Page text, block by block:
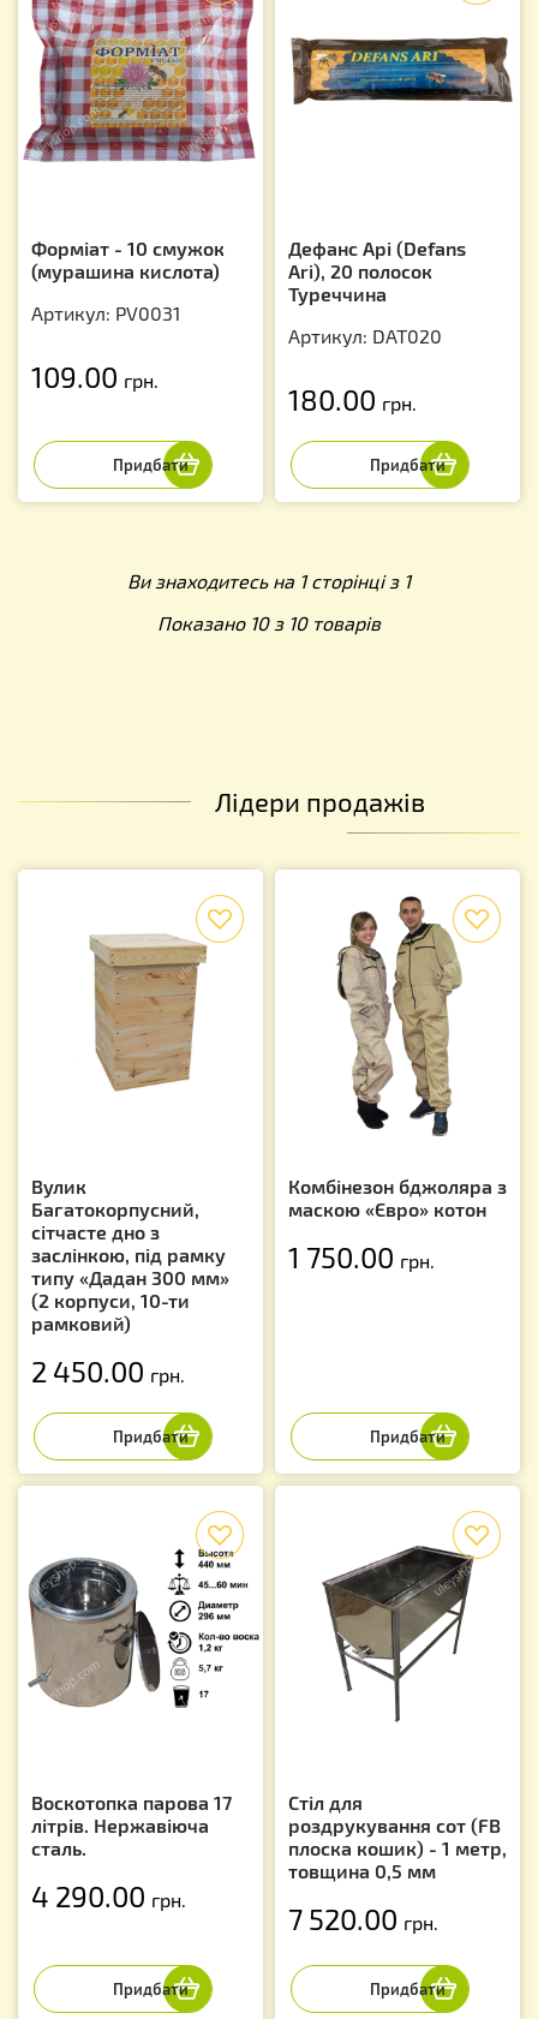
Форміат - 10 смужок
(мурашина кислота)
Артикул: PV0031
109.00 грн.
Дефанс Арі (Defans
Ari), 20 полосок
Туреччина
Артикул: DAT020
180.00 грн.
Ви знаходитесь на 1 сторінці з 1
Показано 10 з 10 товарів
Лідери продажів
Вулик
Багатокорпусний,
сітчасте дно з
заслінкою, під рамку
типу «Дадан 300 мм»
(2 корпуси, 10-ти
рамковий)
2 450.00 грн.
Комбінезон бджоляра з
маскою «Євро» котон
1 750.00 грн.
Воскотопка парова 17
літрів. Нержавіюча
сталь.
4 290.00 грн.
Стіл для
роздрукування сот (FB
плоска кошик) - 1 метр,
товщина 0,5 мм
7 520.00 грн.